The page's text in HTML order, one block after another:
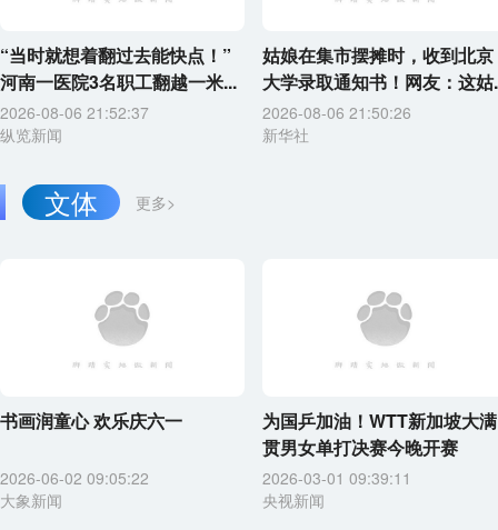
“当时就想着翻过去能快点！”
河南一医院3名职工翻越一米...
2026-08-06 21:52:37
纵览新闻
姑娘在集市摆摊时，收到北京
大学录取通知书！网友：这姑
2026-08-06 21:50:26
新华社
更多>
文体
书画润童心 欢乐庆六一
2026-06-02 09:05:22
大象新闻
为国乒加油！WTT新加坡大满
贯男女单打决赛今晚开赛
2026-03-01 09:39:11
央视新闻